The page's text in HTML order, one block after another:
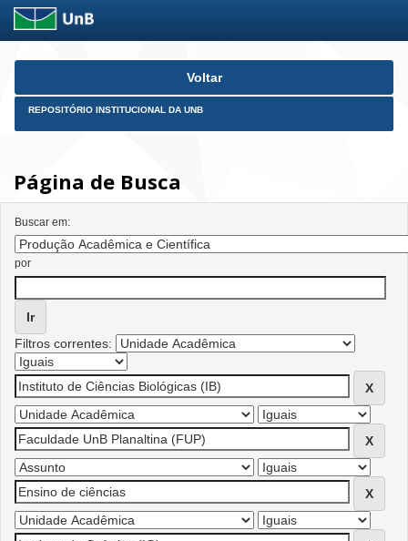
Skip
Voltar
REPOSITÓRIO INSTITUCIONAL DA UNB
Página de Busca
Buscar em:
por
Filtros correntes: